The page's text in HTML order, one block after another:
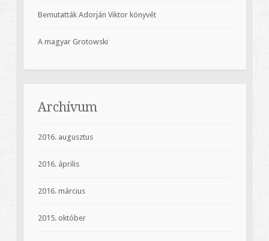
Bemutatták Adorján Viktor könyvét
A magyar Grotowski
Archívum
2016. augusztus
2016. április
2016. március
2015. október